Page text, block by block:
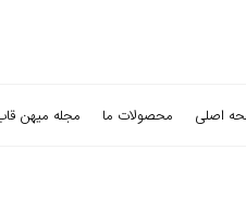
اصلی محصولات ما مجله میهن